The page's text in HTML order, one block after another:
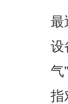
最
设
气
指